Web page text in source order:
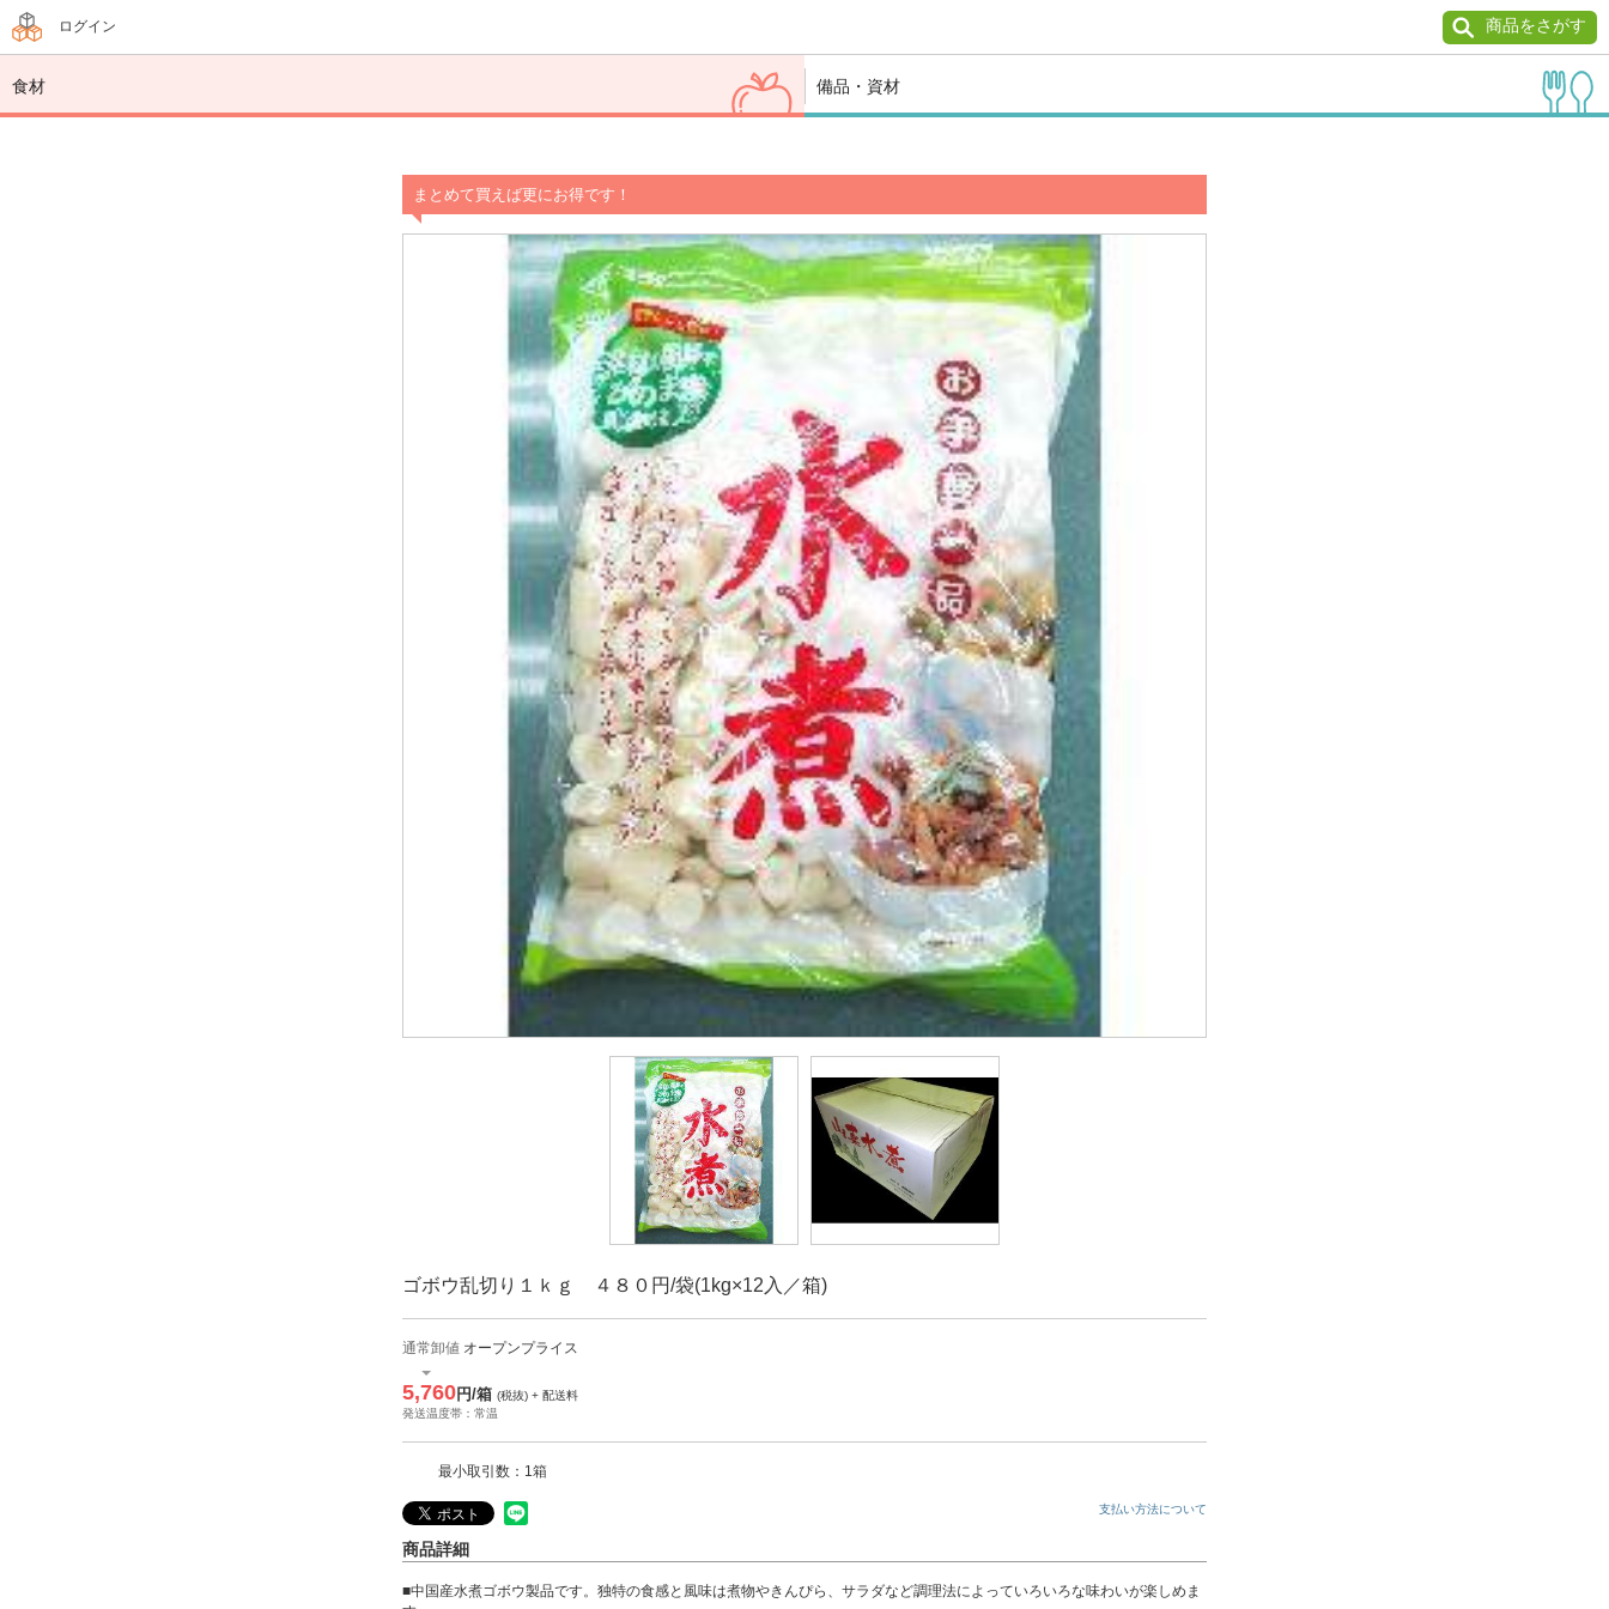
ログイン 商品をさがす
食材 備品・資材
まとめて買えば更にお得です！
ゴボウ乱切り１ｋｇ ４８０円/袋(1kg×12入／箱)
通常卸値 オープンプライス
5,760円/箱 (税抜) + 配送料
発送温度帯：常温
最小取引数：1箱
支払い方法について
商品詳細
■中国産水煮ゴボウ製品です。独特の食感と風味は煮物やきんぴら、サラダなど調理法によっていろいろな味わいが楽しめま